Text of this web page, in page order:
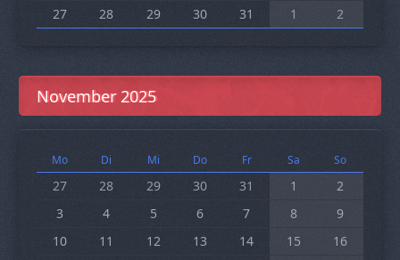
27
28 29 30 31 1 2
November 2025
Mo Di Mi Do Fr Sa So
27 28 29 30 31 1
2
3
4 5 6 7 8
9
10
11 12 13 14 15 16